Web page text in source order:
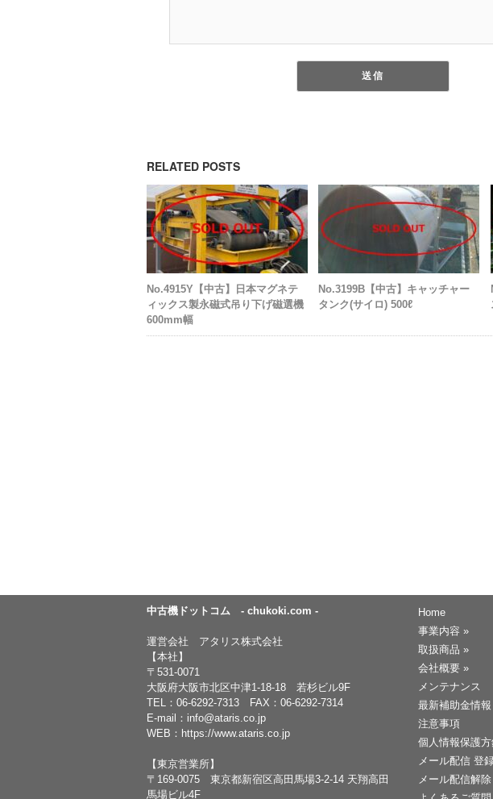
RELATED POSTS
No.4915Y【中古】日本マグネテ
ィックス製永磁式吊り下げ磁選機
600mm幅
No.3199B【中古】キャッチャー
タンク(サイロ) 500ℓ
中古機ドットコム - chukoki.com -
運営会社 アタリス株式会社
【本社】
〒531-0071
大阪府大阪市北区中津1-18-18 若杉ビル9F
TEL： 06-6292-7313 FAX：06-6292-7314
E-mail： info@ataris.co.jp
WEB： https://www.ataris.co.jp
【東京営業所】
〒169-0075 東京都新宿区高田馬場3-2-14 天翔高田
馬場ビル4F
Home
事業内容 »
取扱商品 »
会社概要 »
メンテナンス
最新補助金情報
注意事項
個人情報保護
メール配信 登
メール配信解除